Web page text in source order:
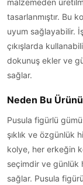
malzemeden
tasarlanmıştır. Bu
uyum sağlayabilir.
çıkışlarda
dokunuş ekler ve
sağlar.
Neden Bu
Pusula figürlü
şıklık ve özgünlük
kolye, her erkeğin
seçimdir ve günlük
sağlar. Pusula